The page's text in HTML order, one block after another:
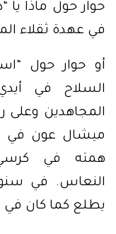
حوار حول ماذا يا
في عهدة ثقلاء
أو حوار حول
السلاح في
المجاهدين وعلى
ميشال عون في عز
همته في كرسي
النعاس. في
يطلع كما كان في